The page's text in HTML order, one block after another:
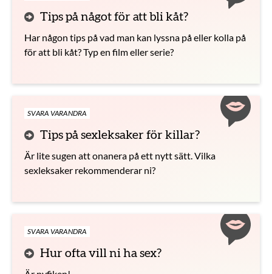
Tips på något för att bli kåt?
Har någon tips på vad man kan lyssna på eller kolla på
för att bli kåt? Typ en film eller serie?
SVARA VARANDRA
Tips på sexleksaker för killar?
Är lite sugen att onanera på ett nytt sätt. Vilka
sexleksaker rekommenderar ni?
SVARA VARANDRA
Hur ofta vill ni ha sex?